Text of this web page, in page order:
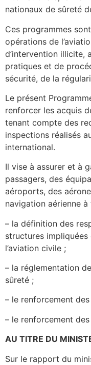
nationaux de sûreté
Ces programmes
opérations de
d’intervention illicite,
pratiques et de
sécurité, de la
Le présent
renforcer les acquis
tenant compte des
inspections réalisés
international.
Il vise à assurer et à
passagers, des
aéroports, des
navigation aérienne
– la définition des
structures
l’aviation civile ;
– la réglementation
sûreté ;
– le renforcement
– le renforcement
AU TITRE DU
Sur le rapport du